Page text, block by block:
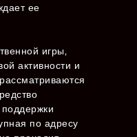
ее
игры,
активности и
по адресу